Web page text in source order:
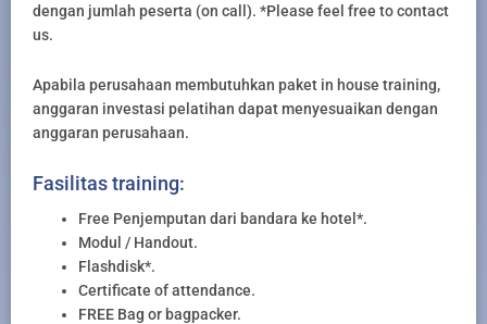
dengan jumlah peserta (on call). *Please feel free to contact
us.
Apabila perusahaan membutuhkan paket in house training,
anggaran investasi pelatihan dapat menyesuaikan dengan
anggaran perusahaan.
Fasilitas training:
Free Penjemputan dari bandara ke hotel*.
Modul / Handout.
Flashdisk*.
Certificate of attendance.
FREE Bag or bagpacker.